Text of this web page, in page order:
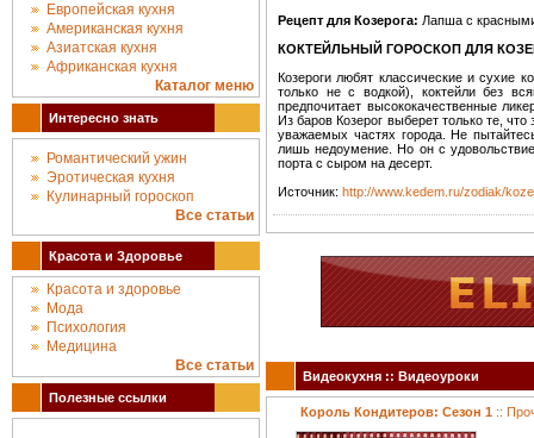
Европейская кухня
Американская кухня
Азиатская кухня
Африканская кухня
Каталог меню
Интересно знать
Романтический ужин
Эротическая кухня
Кулинарный гороскоп
Все статьи
Красота и Здоровье
Красота и здоровье
Мода
Психология
Медицина
Все статьи
Полезные ссылки
Рецепт для Козерога: Лапша с
КОКТЕЙЛЬНЫЙ ГОРОСКОП ДЛЯ
Козероги любят классические и сухие
только не с водкой), коктейли без
предпочитает высококачественные
Из баров Козерог выберет только те,
уважаемых частях города. Не
лишь недоумение. Но он с
порта с сыром на десерт.
Источник: http://www.kedem.ru/zodiak/
Видеокухня :: Видеоуроки
Король Кондитеров: Сезон 1 ::